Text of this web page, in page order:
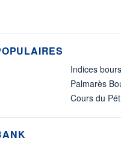
Indices
Palmarès
Cours du